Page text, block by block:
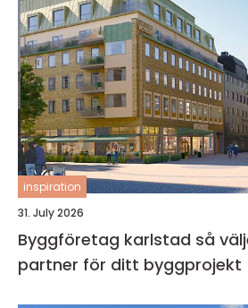
inspiration
31. July 2026
Byggföretag karlstad så väljer du rätt
partner för ditt byggprojekt